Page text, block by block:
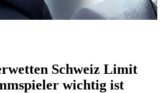
Schweiz Limit
wichtig ist